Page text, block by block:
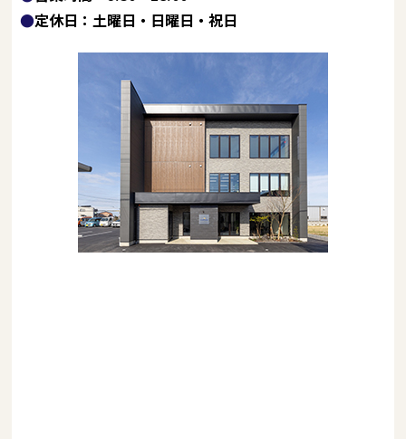
●定休日：土曜日・日曜日・祝日